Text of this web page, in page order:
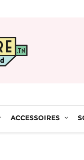
ACCESSOIRES